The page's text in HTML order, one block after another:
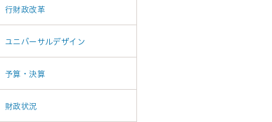
行財政改革
ユニバーサルデザイン
予算・決算
財政状況